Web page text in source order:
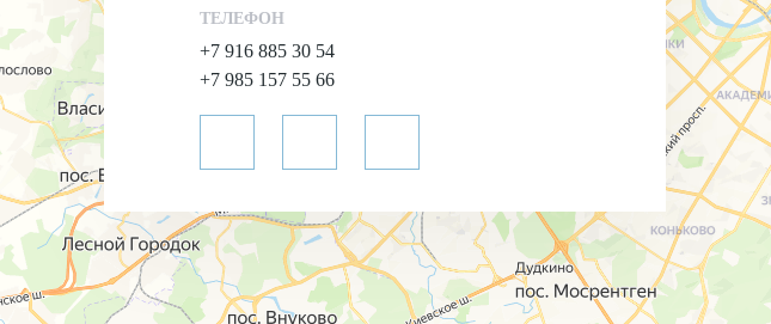
ТЕЛЕФОН
+7 916 885 30 54
+7 985 157 55 66